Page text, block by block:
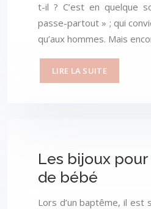
t-il ? C’est en quelque
passe-partout » ; qui
qu’aux hommes. Mais
LIRE LA SUITE
Les bijoux
de bébé
Lors d’un baptême, il est